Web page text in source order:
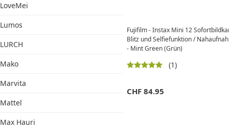
LoveMei
Lumos
LURCH
Mako
Marvita
Mattel
Max Hauri
Fujifilm - Instax Mini 12
Blitz und Selfiefunktion /
- Mint Green (Grün)
(1)
CHF 84.95